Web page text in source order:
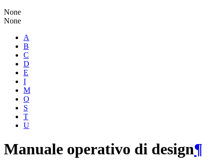
None
None
A
B
C
D
E
I
M
O
S
T
U
Manuale operativo di design¶